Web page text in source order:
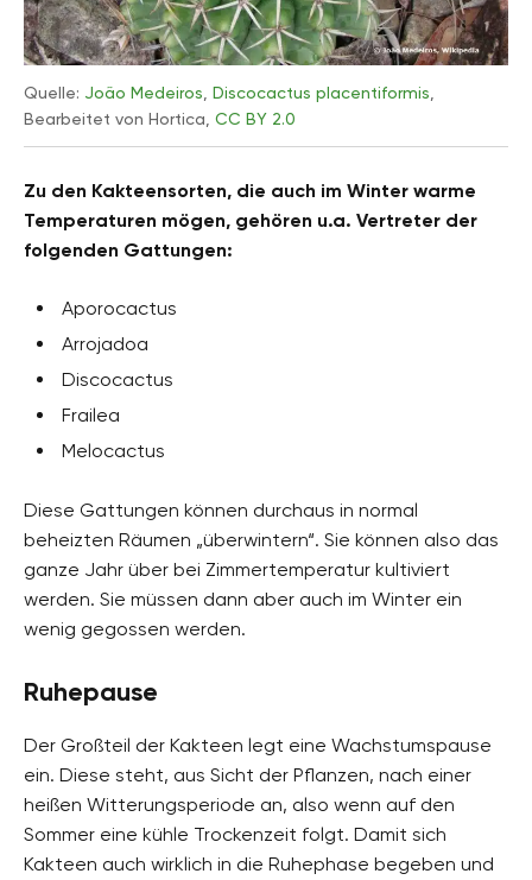
Quelle: João Medeiros Discocactus placentiformis
Bearbeitet von Hortica, CC BY 2.0
Zu den Kakteensorten, die auch im Winter warme
Temperaturen mögen, gehören u.a. Vertreter der
folgenden Gattungen:
Aporocactus
Arrojadoa
Discocactus
Frailea
Melocactus
Diese Gattungen können durchaus in normal
beheizten Räumen „überwintern“. Sie können also das
ganze Jahr über bei Zimmertemperatur kultiviert
werden. Sie müssen dann aber auch im Winter ein
wenig gegossen werden.
Ruhepause
Der Großteil der Kakteen legt eine Wachstumspause
ein. Diese steht, aus Sicht der Pflanzen, nach einer
heißen Witterungsperiode an, also wenn auf den
Sommer eine kühle Trockenzeit folgt. Damit sich
Kakteen auch wirklich in die Ruhephase begeben und